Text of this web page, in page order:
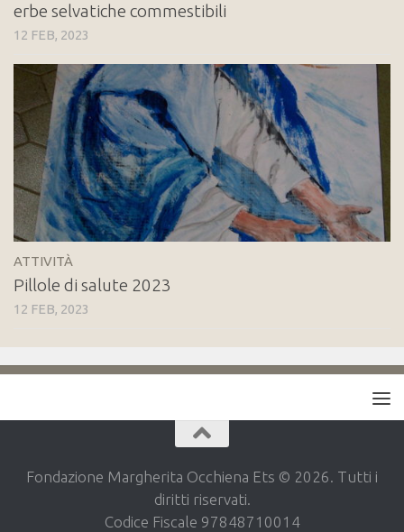
erbe selvatiche commestibili
12 FEB, 2023
ATTIVITÀ
Pillole di salute 2023
12 FEB, 2023
Fondazione Margherita Occhiena Ets © 2026. Tutti i
diritti riservati.
Codice Fiscale 97848710014